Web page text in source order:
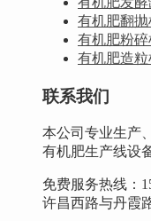
有机肥翻抛
有机肥粉碎
有机肥造粒
联系我们
本公司专业生产
有机肥生产线设
免费服务热线：
许昌西路与丹霞